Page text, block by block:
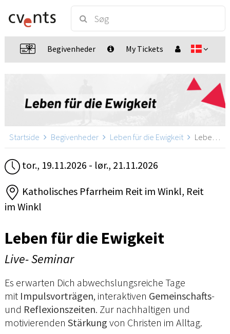
Begivenheder My Tickets
Startside Begivenheder Leben für die Ewigkeit Leben für die Ewigkeit, Reit im Winkl
tor., 19.11.2026 - lør., 21.11.2026
Katholisches Pfarrheim Reit im Winkl, Reit
im Winkl
Leben für die Ewigkeit
Live- Seminar
Es erwarten Dich abwechslungsreiche Tage
mit Impulsvorträgen, interaktiven Gemeinschafts-
und Reflexionszeiten. Zur nachhaltigen und
motivierenden Stärkung von Christen im Alltag.